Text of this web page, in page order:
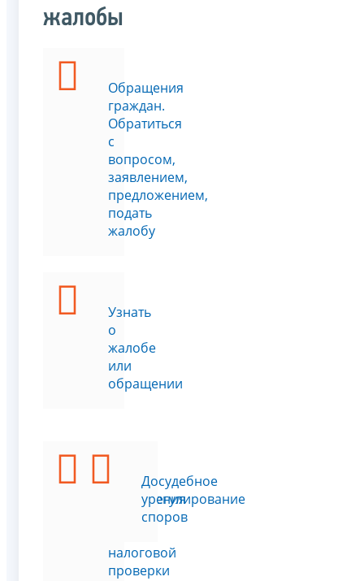
жалобы
Обращения
граждан.
Обратиться
с
вопросом,
заявлением,
предложением,
подать
жалобу
Узнать
о
жалобе
или
обращении
Подать
возражения
налоговой
проверки
Досудебное
урегулирование
споров